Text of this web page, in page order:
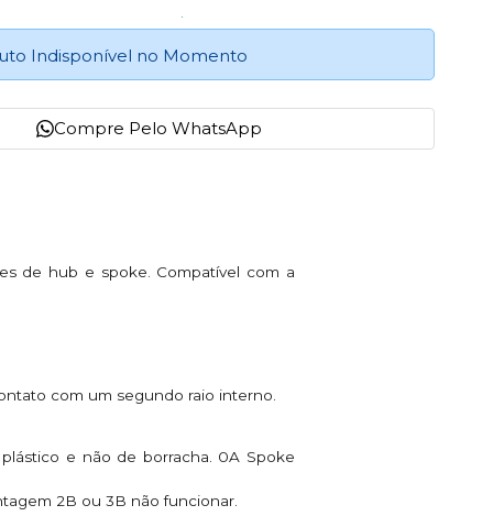
Indisponível no Momento
Compre Pelo WhatsApp
de hub e spoke. Compatível com a
com um segundo raio interno.
e não de borracha. 0A Spoke
2B ou 3B não funcionar.